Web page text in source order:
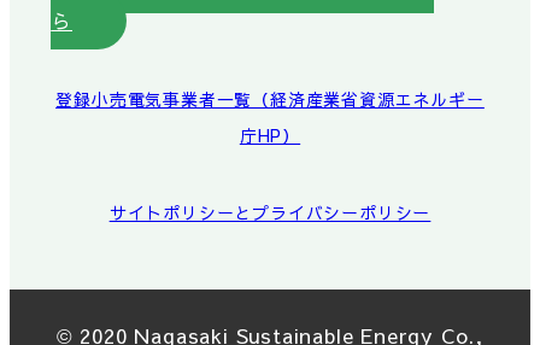
ら
登録小売電気事業者一覧（経済産業省資源エネルギー
庁HP）
サイトポリシーとプライバシーポリシー
© 2020 Nagasaki Sustainable Energy Co.,